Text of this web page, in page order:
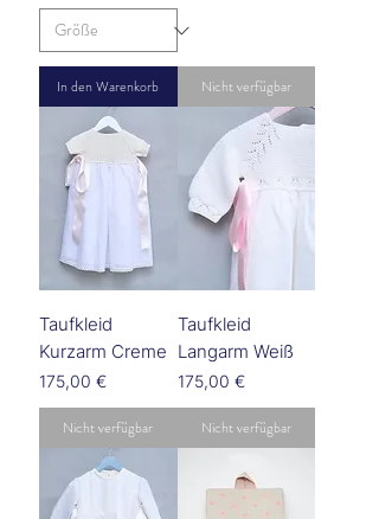
In den Warenkorb Nicht verfügbar
Taufkleid
Kurzarm Creme
Preis
175,00 €
Nicht verfügbar
Taufkleid
Langarm Weiß
Preis
175,00 €
Nicht verfügbar